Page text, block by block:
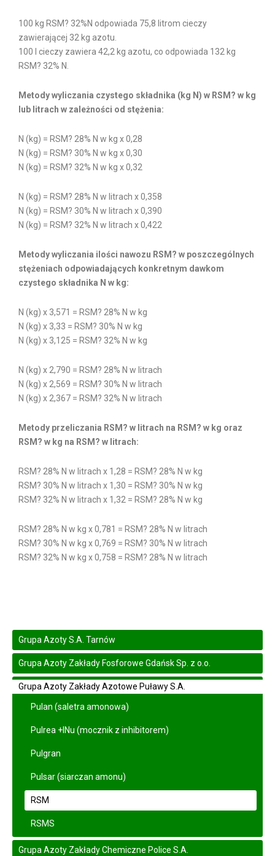
100 kg RSM? 32%N odpowiada 75,8 litrom cieczy
zawierającej 32 kg azotu.
100 l cieczy zawiera 42,2 kg azotu, co odpowiada 132 kg
RSM? 32% N.
Metody wyliczania czystego składnika (kg N) w RSM? w kg
lub litrach w zależności od stężenia:
N (kg) = RSM? 28% N w kg x 0,28
N (kg) = RSM? 30% N w kg x 0,30
N (kg) = RSM? 32% N w kg x 0,32
N (kg) = RSM? 28% N w litrach x 0,358
N (kg) = RSM? 30% N w litrach x 0,390
N (kg) = RSM? 32% N w litrach x 0,422
Metody wyliczania ilości nawozu RSM? w poszczególnych
stężeniach odpowiadających konkretnym dawkom
czystego składnika N w kg:
N (kg) x 3,571 = RSM? 28% N w kg
N (kg) x 3,33 = RSM? 30% N w kg
N (kg) x 3,125 = RSM? 32% N w kg
N (kg) x 2,790 = RSM? 28% N w litrach
N (kg) x 2,569 = RSM? 30% N w litrach
N (kg) x 2,367 = RSM? 32% N w litrach
Metody przeliczania RSM? w litrach na RSM? w kg oraz
RSM? w kg na RSM? w litrach:
RSM? 28% N w litrach x 1,28 = RSM? 28% N w kg
RSM? 30% N w litrach x 1,30 = RSM? 30% N w kg
RSM? 32% N w litrach x 1,32 = RSM? 28% N w kg
RSM? 28% N w kg x 0,781 = RSM? 28% N w litrach
RSM? 30% N w kg x 0,769 = RSM? 30% N w litrach
RSM? 32% N w kg x 0,758 = RSM? 28% N w litrach
Grupa Azoty S.A. Tarnów
Grupa Azoty Zakłady Fosforowe Gdańsk Sp. z o.o.
Grupa Azoty Zakłady Azotowe Puławy S.A.
Pulan (saletra amonowa)
Pulrea +INu (mocznik z inhibitorem)
Pulgran
Pulsar (siarczan amonu)
RSM
RSMS
Grupa Azoty Zakłady Chemiczne Police S.A.